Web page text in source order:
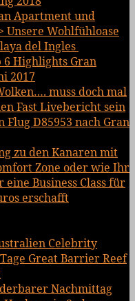
Apartment und
Unsere Wohlfühloase
del Ingles
6 Highlights Gran
2017
muss doch mal
Fast Livebericht sein
Flug D85953 nach Gran
zu den Kanaren mit
Zone oder wie Ihr
eine Business Class für
erschafft
Celebrity
Great Barrier Reef
Nachmittag